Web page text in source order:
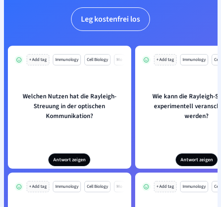
Leg kostenfrei los
+ Add tag Immunology Cell Biology Mo
Welchen Nutzen hat die Rayleigh-
Streuung in der optischen
Kommunikation?
Antwort zeigen
+ Add tag Immunology
Wie kann die Rayleigh-
experimentell
werden?
Antwort zeigen
+ Add tag Immunology Cell Biology Mo + Add tag Immunology